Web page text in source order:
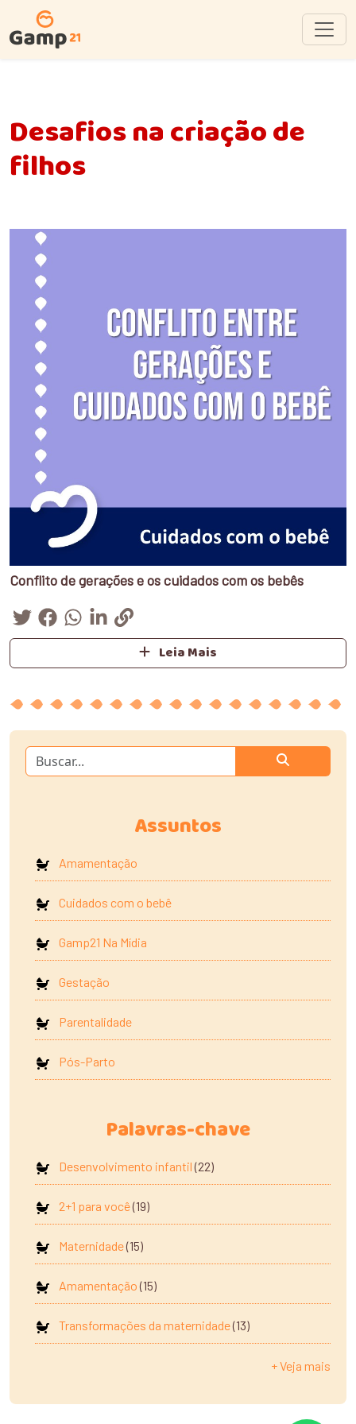
Desafios na criação de
filhos
Conflito de gerações e os cuidados com os bebês
Leia Mais
Assuntos
Amamentação
Cuidados com o bebê
Gamp21 Na Mídia
Gestação
Parentalidade
Pós-Parto
Palavras-chave
Desenvolvimento infantil(22)
2+1 para você(19)
Maternidade(15)
Amamentação(15)
Transformações da maternidade(13)
+ Veja mais